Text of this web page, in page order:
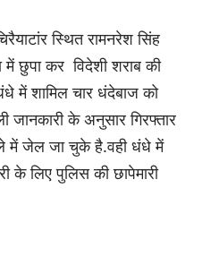
स्थित रामनरेश सिंह
छुपा कर विदेशी शराब की
में शामिल चार धंदेबाज को
जानकारी के अनुसार गिरफ्तार
में जेल जा चुके है.वही धंधे में
के लिए पुलिस की छापेमारी